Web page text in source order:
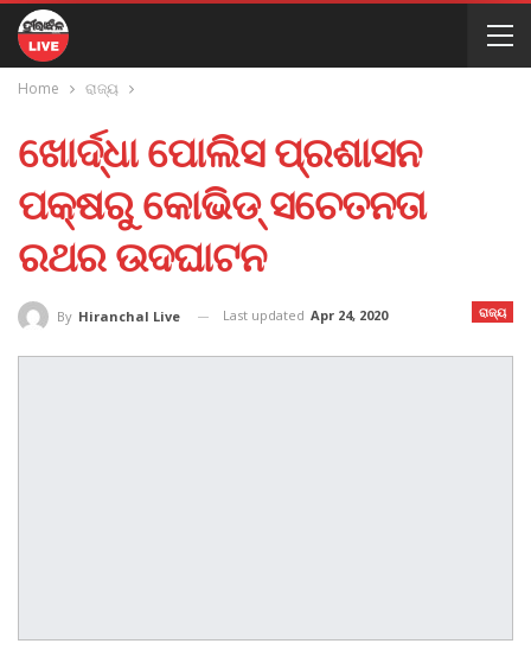
Home ରାଜ୍ୟ
ଖୋର୍ଦ୍ଧା ପୋଲିସ ପ୍ରଶାସନ
ପକ୍ଷରୁ କୋଭିଡ୍ ସଚେତନତା
ରଥର ଉଦଘାଟନ
ରାଜ୍ୟ
By Hiranchal Live Last updated Apr 24, 2020